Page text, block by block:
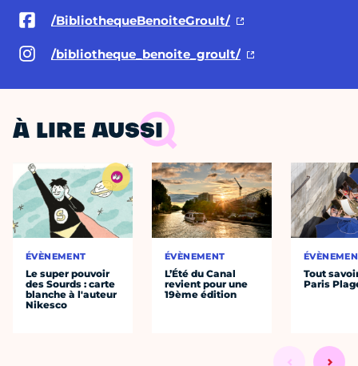
/BibliothequeBenoiteGroult/
/bibliotheque_benoite_groult/
À LIRE AUSSI
ÉVÈNEMENT
Le super pouvoir
des Sourds : carte
blanche à l'auteur
Nikesco
ÉVÈNEMENT
L’Été du Canal
revient pour une
19ème édition
Tout
Paris